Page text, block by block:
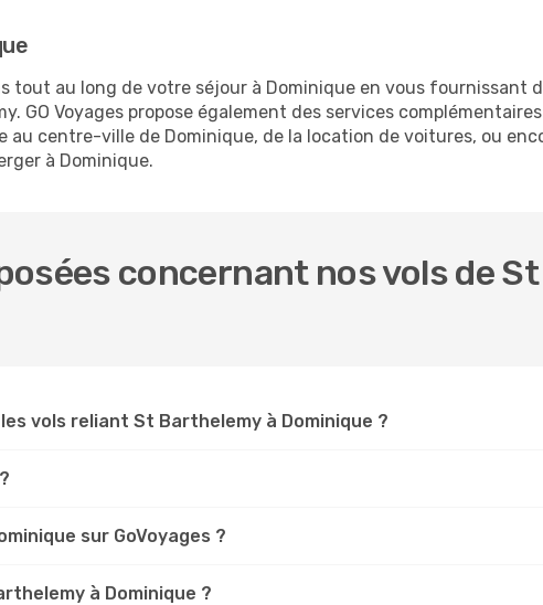
tout au long de votre séjour à Dominique en vous fournissant
Voyages propose également des services
centre-ville de Dominique, de la location de voitures, ou
à Dominique.
concernant nos vols de St
vols reliant St Barthelemy à Dominique ?
sur GoVoyages ?
à Dominique ?